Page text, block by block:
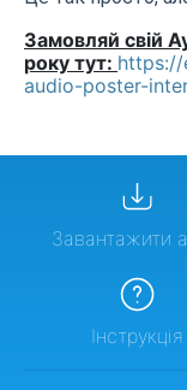
Замовляй свій
року тут:
audio-poster-
Завантажити
Інструкція